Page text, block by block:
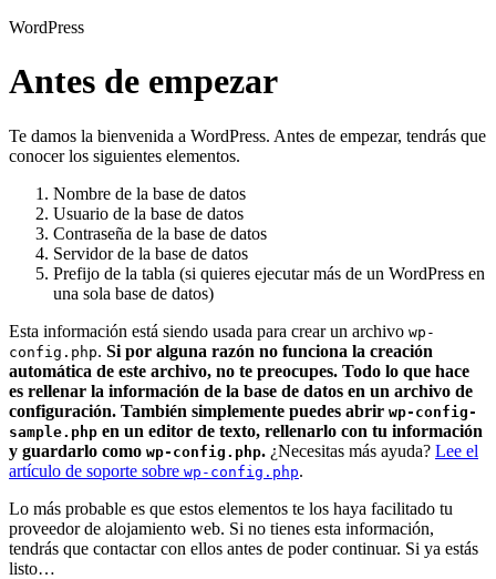
WordPress
Antes de empezar
Te damos la bienvenida a WordPress. Antes de empezar, tendrás que
conocer los siguientes elementos.
Nombre de la base de datos
Usuario de la base de datos
Contraseña de la base de datos
Servidor de la base de datos
Prefijo de la tabla (si quieres ejecutar más de un WordPress en
una sola base de datos)
Esta información está siendo usada para crear un archivo wp-
config.php. Si por alguna razón no funciona la creación
automática de este archivo, no te preocupes. Todo lo que hace
es rellenar la información de la base de datos en un archivo de
configuración. También simplemente puedes abrir wp-config-
sample.php en un editor de texto, rellenarlo con tu información
y guardarlo como wp-config.php. ¿Necesitas más ayuda? Lee el
artículo de soporte sobre wp-config.php.
Lo más probable es que estos elementos te los haya facilitado tu
proveedor de alojamiento web. Si no tienes esta información,
tendrás que contactar con ellos antes de poder continuar. Si ya estás
listo…